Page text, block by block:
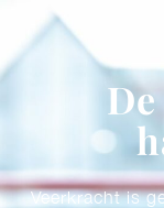
Veerkracht is